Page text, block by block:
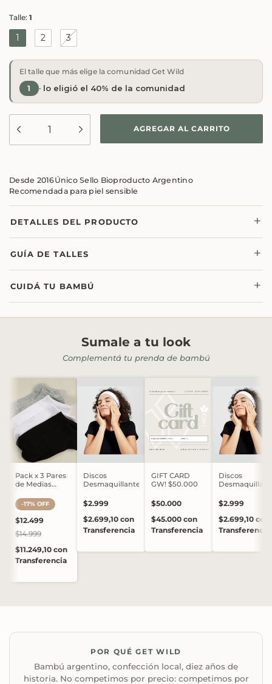
Talle: 1
1 2 3
El talle que más elige la comunidad Get Wild
1 · lo eligió el 40% de la comunidad
Desde 2016Único Sello Bioproducto Argentino
Recomendada para piel sensible
DETALLES DEL PRODUCTO
GUÍA DE TALLES
CUIDÁ TU BAMBÚ
Sumale a tu look
Complementá tu prenda de bambú
Pack x 3 Pares
de Medias
-17% OFF
$12.499
$14.999
$11.249,10 con
Transferencia
Discos
Desmaquillantes
$2.999
$2.699,10 con
Transferencia
GIFT CARD
GW! $50.000
$50.000
$45.000 con
Transferencia
Discos
$2.999
$2.699,10con
Transferencia
POR QUÉ GET WILD
Bambú argentino, confección local, diez años de
historia. No competimos por precio: competimos por